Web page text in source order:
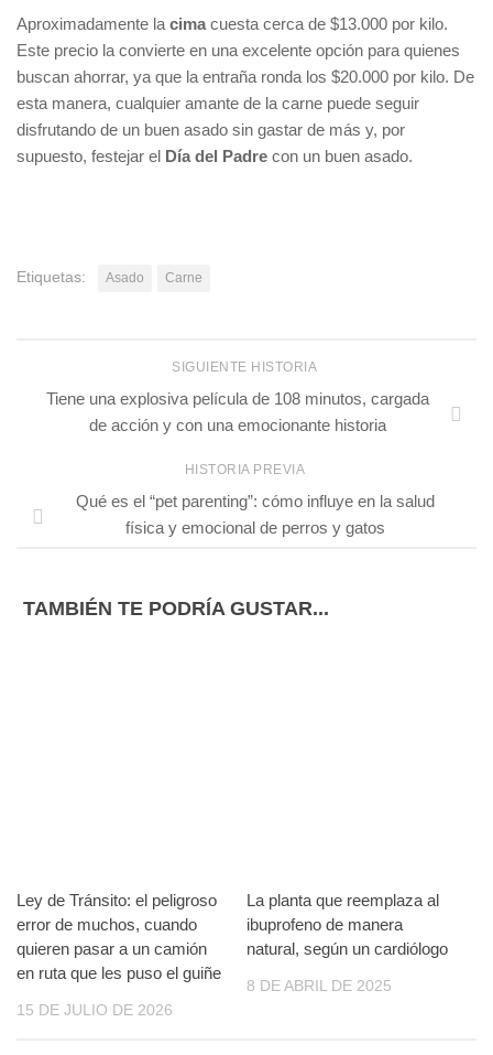
Aproximadamente la cima cuesta cerca de $13.000 por kilo.
Este precio la convierte en una excelente opción para quienes
buscan ahorrar, ya que la entraña ronda los $20.000 por kilo. De
esta manera, cualquier amante de la carne puede seguir
disfrutando de un buen asado sin gastar de más y, por
supuesto, festejar el Día del Padre con un buen asado.
Etiquetas: Asado Carne
SIGUIENTE HISTORIA
Tiene una explosiva película de 108 minutos, cargada
de acción y con una emocionante historia
HISTORIA PREVIA
Qué es el “pet parenting”: cómo influye en la salud
física y emocional de perros y gatos
TAMBIÉN TE PODRÍA GUSTAR...
Ley de Tránsito: el peligroso
error de muchos, cuando
quieren pasar a un camión
en ruta que les puso el guiñe
15 DE JULIO DE 2026
La planta que reemplaza al
ibuprofeno de manera
natural, según un cardiólogo
8 DE ABRIL DE 2025